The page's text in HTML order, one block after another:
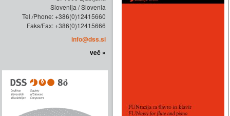
Slovenija / Slovenia
Tel./Phone: +386(0)12415660
Faks/Fax: +386(0)12415666
info@dss.si
več »